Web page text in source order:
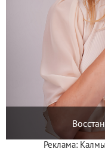
Реклама: